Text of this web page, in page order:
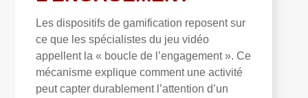
Les dispositifs de gamification reposent sur
ce que les spécialistes du jeu vidéo
appellent la « boucle de l’engagement ». Ce
mécanisme explique comment une activité
peut capter durablement l’attention d’un